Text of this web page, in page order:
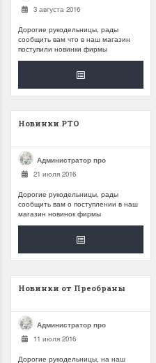
Летние Скидки
!! СКИДКА 20% ‼️ с 1 до 3 июня в
честь первого летнего дня
3 августа 2016
Дорогие рукодельницы, рады
сообщить вам что в наш магазин
поступили новинки фирмы
Новинки РТО
Администратор про
21 июля 2016
Дорогие рукодельницы, рады
сообщить вам о поступлении в наш
магазин новинок фирмы
Новинки от Преобраны
Администратор про
11 июля 2016
Дорогие рукодельницы, на наш